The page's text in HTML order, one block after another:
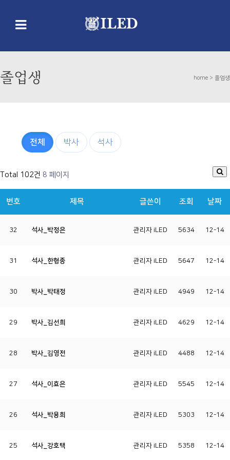
졸업생 home > 졸업생
전체 박사 석사
Total 102건 8 페이지
번호 제목 글쓴이 조회 날짜
32 석사_박정은 관리자 iLED 5634 12-14
31 석사_한형종 관리자 iLED 5647 12-14
30 박사_박태정 관리자 iLED 4949 12-14
29 박사_김선희 관리자 iLED 4629 12-14
28 박사_김영전 관리자 iLED 4488 12-14
27 석사_이효은 관리자 iLED 5545 12-14
26 석사_박용희 관리자 iLED 5303 12-14
25 석사_강호택 관리자 iLED 5358 12-14